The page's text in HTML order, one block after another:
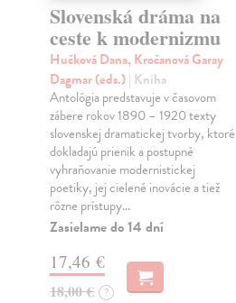
Slovenská dráma na
ceste k modernizmu
Hučková Dana, Kročanová Garay
Dagmar (eds.)| Kniha
Antológia predstavuje v časovom
zábere rokov 1890 – 1920 texty
slovenskej dramatickej tvorby, ktoré
dokladajú prienik a postupné
vyhraňovanie modernistickej
poetiky, jej cielené inovácie a tiež
rôzne prístupy…
Zasielame do 14 dní
17,46 €
18,00 € ?